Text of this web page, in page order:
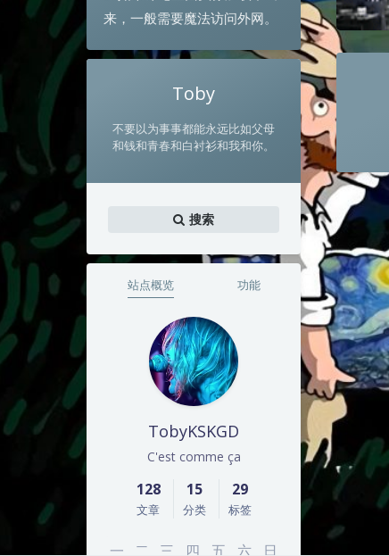
来，一般需要魔法访问外网。
Toby
不要以为事事都能永远比如父母
和钱和青春和白衬衫和我和你。
搜索
站点概览 功能
TobyKSKGD
C'est comme ça
128
文章
15
分类
29
标签
一 二 三 四 五 六 日